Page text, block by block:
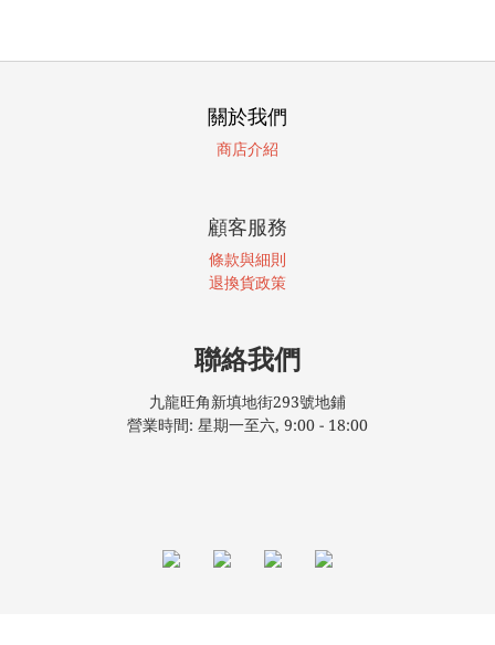
關於我們
商店介紹
顧客服務
條款與細則
退換貨政策
聯絡我們
九龍旺角新填地街293號地鋪
營業時間: 星期一至六, 9:00 - 18:00